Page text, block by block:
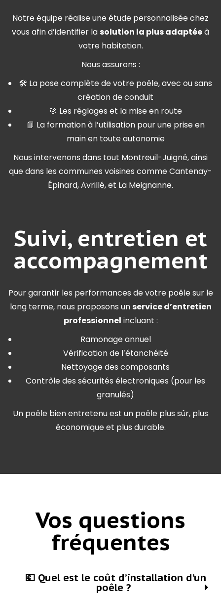
Notre équipe réalise une étude personnalisée chez
vous afin d’identifier la solution la plus adaptéeà
votre habitation.
Nous assurons :
🛠 La pose complète de votre poêle, avec ou sans
création de conduit
🎯 Les réglages et la mise en route
📘 La formation à l’utilisation pour une prise en
main en toute autonomie
Nous intervenons dans tout Montreuil-Juigné, ainsi
que dans les communes voisines comme Cantenay-
Épinard, Avrillé, et La Meignanne.
Suivi, entretien et
accompagnement
Pour garantir les performances de votre poêle sur le
long terme, nous proposons un service d’entretien
professionnel incluant :
Ramonage annuel
Vérification de l’étanchéité
Nettoyage des composants
Contrôle des sécurités électroniques (pour les
granulés)
Un poêle bien entretenu est un poêle plus sûr, plus
économique et plus durable.
Vos questions
fréquentes
💶 Quel est le coût d’installation d’un
poêle ?